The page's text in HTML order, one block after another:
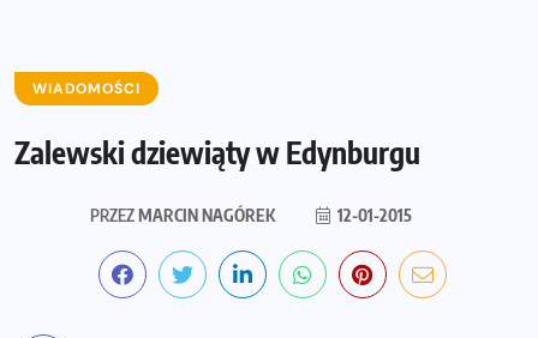
WIADOMOŚCI
Zalewski dziewiąty w Edynburgu
PRZEZMARCIN NAGÓREK 12-01-2015